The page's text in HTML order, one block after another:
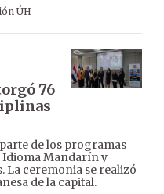
ÚH
76
de los programas
Idioma Mandarín y
La ceremonia se realizó
de la capital.